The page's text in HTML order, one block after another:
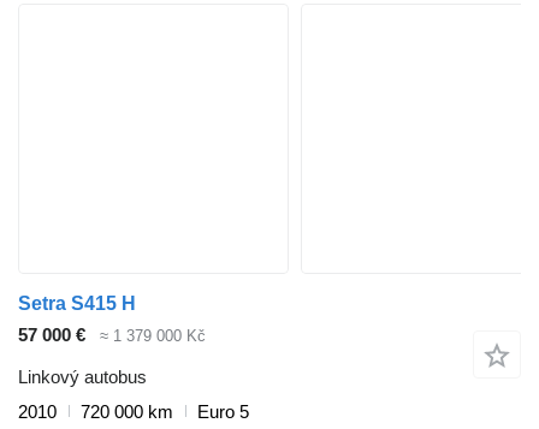
Setra S415 H
57 000 €
≈ 1 379 000 Kč
Linkový autobus
2010
720 000 km
Euro 5